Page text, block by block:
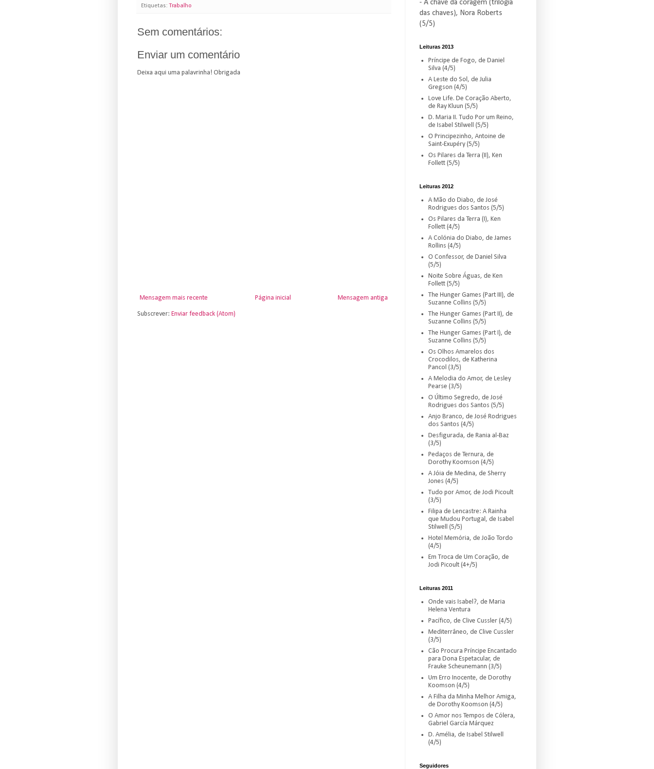
Etiquetas:
Trabalho
Sem comentários:
Enviar um comentário
Deixa aqui uma palavrinha! Obrigada
Mensagem mais recente Mensagem antiga
Página inicial
Subscrever: Enviar feedback (Atom)
- A chave da coragem (trilogia
das chaves), Nora Roberts
(5/5)
Leituras 2013
Príncipe de Fogo, de Daniel
Silva (4/5)
A Leste do Sol, de Julia
Gregson (4/5)
Love Life. De Coração Aberto,
de Ray Kluun (5/5)
D. Maria II. Tudo Por um Reino,
de Isabel Stilwell (5/5)
O Principezinho, Antoine de
Saint-Exupéry (5/5)
Os Pilares da Terra (II), Ken
Follett (5/5)
Leituras 2012
A Mão do Diabo, de José
Rodrigues dos Santos (5/5)
Os Pilares da Terra (I), Ken
Follett (4/5)
A Colónia do Diabo, de James
Rollins (4/5)
O Confessor, de Daniel Silva
(5/5)
Noite Sobre Águas, de Ken
Follett (5/5)
The Hunger Games (Part III), de
Suzanne Collins (5/5)
The Hunger Games (Part II), de
Suzanne Collins (5/5)
The Hunger Games (Part I), de
Suzanne Collins (5/5)
Os Olhos Amarelos dos
Crocodilos, de Katherina
Pancol (3/5)
A Melodia do Amor, de Lesley
Pearse (3/5)
O Último Segredo, de José
Rodrigues dos Santos (5/5)
Anjo Branco, de José Rodrigues
dos Santos (4/5)
Desfigurada, de Rania al-Baz
(3/5)
Pedaços de Ternura, de
Dorothy Koomson (4/5)
A Jóia de Medina, de Sherry
Jones (4/5)
Tudo por Amor, de Jodi Picoult
(3/5)
Filipa de Lencastre: A Rainha
que Mudou Portugal, de Isabel
Stilwell (5/5)
Hotel Memória, de João Tordo
(4/5)
Em Troca de Um Coração, de
Jodi Picoult (4+/5)
Leituras 2011
Onde vais Isabel?, de Maria
Helena Ventura
Pacífico, de Clive Cussler (4/5)
Mediterrâneo, de Clive Cussler
(3/5)
Cão Procura Príncipe Encantado
para Dona Espetacular, de
Frauke Scheunemann (3/5)
Um Erro Inocente, de Dorothy
Koomson (4/5)
A Filha da Minha Melhor Amiga,
de Dorothy Koomson (4/5)
O Amor nos Tempos de Cólera,
Gabriel García Márquez
D. Amélia, de Isabel Stilwell
(4/5)
Seguidores